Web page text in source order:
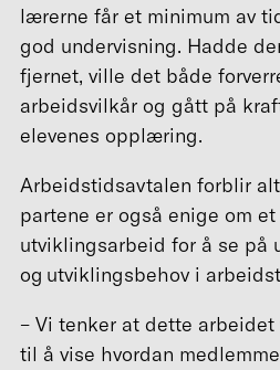
lærerne får et minimum av
god undervisning. Hadde
fjernet, ville det både
arbeidsvilkår og gått på
elevenes opplæring.
Arbeidstidsavtalen forblir
partene er også enige om
utviklingsarbeid for å se på
og utviklingsbehov i
– Vi tenker at dette
til å vise hvordan